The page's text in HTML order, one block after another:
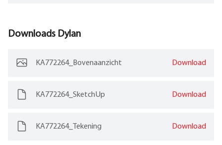
Downloads Dylan
KA772264_Bovenaanzicht Download
KA772264_SketchUp Download
KA772264_Tekening Download